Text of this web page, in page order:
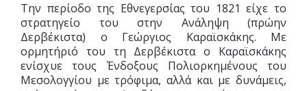
Την περίοδο της Εθνεγερσίας του 1821 είχε το
στρατηγείο του στην Ανάληψη (πρώην
Δερβέκιστα) ο Γεώργιος Καραϊσκάκης. Με
ορμητήριό του τη Δερβέκιστα ο Καραϊσκάκης
ενίσχυε τους Ένδοξους Πολιορκημένους του
Μεσολογγίου με τρόφιμα, αλλά και με δυνάμεις,